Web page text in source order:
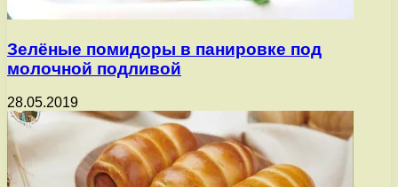
Зелёные помидоры в панировке под
молочной подливой
28.05.2019